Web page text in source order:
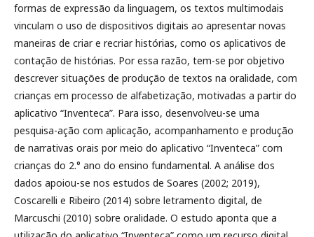
formas de expressão da linguagem, os textos multimodais
vinculam o uso de dispositivos digitais ao apresentar novas
maneiras de criar e recriar histórias, como os aplicativos de
contação de histórias. Por essa razão, tem-se por objetivo
descrever situações de produção de textos na oralidade, com
crianças em processo de alfabetização, motivadas a partir do
aplicativo “Inventeca”. Para isso, desenvolveu-se uma
pesquisa-ação com aplicação, acompanhamento e produção
de narrativas orais por meio do aplicativo “Inventeca” com
crianças do 2.° ano do ensino fundamental. A análise dos
dados apoiou-se nos estudos de Soares (2002; 2019),
Coscarelli e Ribeiro (2014) sobre letramento digital, de
Marcuschi (2010) sobre oralidade. O estudo aponta que a